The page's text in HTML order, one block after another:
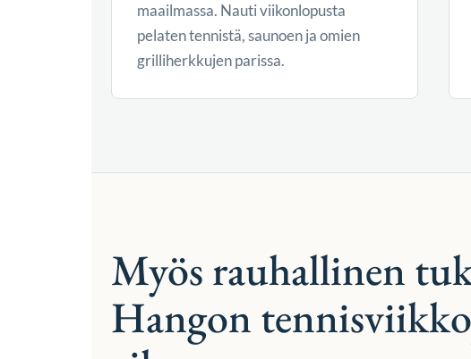
maailmassa. Nauti viikonlopusta
pelaten tennistä, saunoen ja omien
grilliherkkujen parissa.
Myös rauhallinen
Hangon